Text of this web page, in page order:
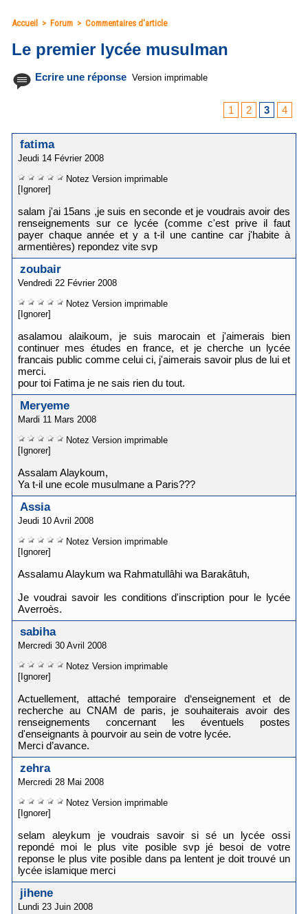
Accueil > Forum > Commentaires d'article
Le premier lycée musulman
Ecrire une réponse Version imprimable
1 2 3 4
fatima
Jeudi 14 Février 2008
Notez Version imprimable
[Ignorer]
salam j'ai 15ans ,je suis en seconde et je voudrais avoir des
renseignements sur ce lycée (comme c'est prive il faut
payer chaque année et y a t-il une cantine car j'habite à
armentières) repondez vite svp
zoubair
Vendredi 22 Février 2008
Notez Version imprimable
[Ignorer]
asalamou alaikoum, je suis marocain et j'aimerais bien
continuer mes études en france, et je cherche un lycée
francais public comme celui ci, j'aimerais savoir plus de lui et
merci.
pour toi Fatima je ne sais rien du tout.
Meryeme
Mardi 11 Mars 2008
Notez Version imprimable
[Ignorer]
Assalam Alaykoum,
Ya t-il une ecole musulmane a Paris???
Assia
Jeudi 10 Avril 2008
Notez Version imprimable
[Ignorer]
Assalamu Alaykum wa Rahmatullâhi wa Barakâtuh,
Je voudrai savoir les conditions d'inscription pour le lycée
Averroès.
sabiha
Mercredi 30 Avril 2008
Notez Version imprimable
[Ignorer]
Actuellement, attaché temporaire d‘enseignement et de
recherche au CNAM de paris, je souhaiterais avoir des
renseignements concernant les éventuels postes
d'enseignants à pourvoir au sein de votre lycée.
Merci d’avance.
zehra
Mercredi 28 Mai 2008
Notez Version imprimable
[Ignorer]
selam aleykum je voudrais savoir si sé un lycée ossi
repondé moi le plus vite posible svp jé besoi de votre
reponse le plus vite posible dans pa lentent je doit trouvé un
lycée islamique merci
jihene
Lundi 23 Juin 2008